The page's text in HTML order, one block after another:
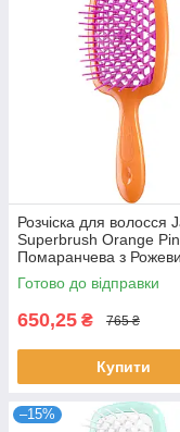
Розчіска для волосся
Superbrush Orange
Помаранчева з
Готово до відправки
650,25 ₴ 765 ₴
Купити
–15%